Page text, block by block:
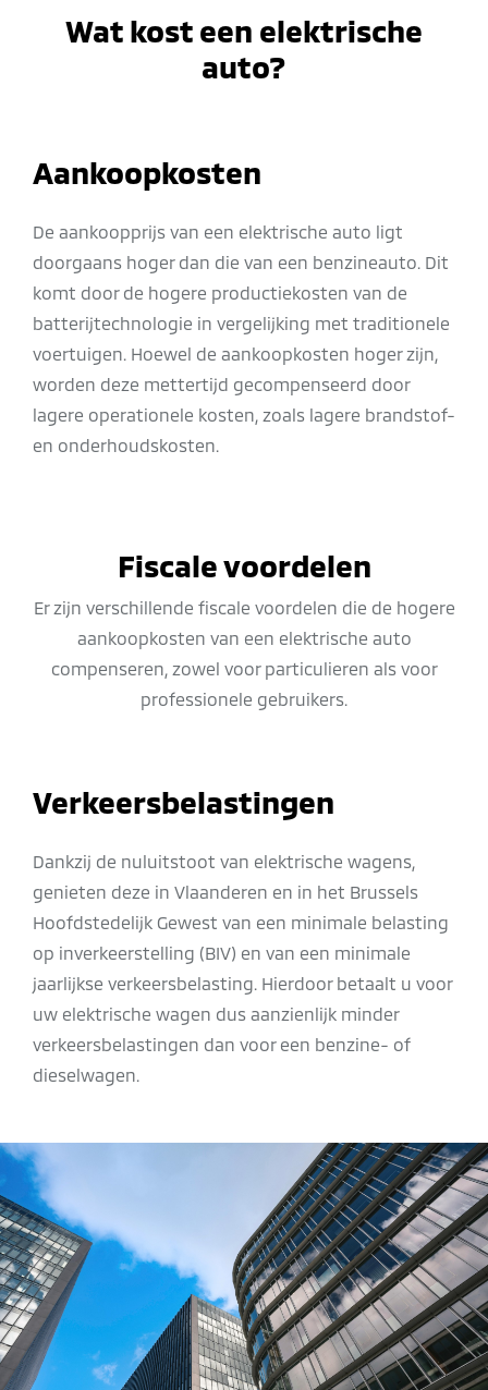
Wat kost een elektrische
auto?
Aankoopkosten
De aankoopprijs van een elektrische auto ligt
doorgaans hoger dan die van een benzineauto. Dit
komt door de hogere productiekosten van de
batterijtechnologie in vergelijking met traditionele
voertuigen. Hoewel de aankoopkosten hoger zijn,
worden deze mettertijd gecompenseerd door
lagere operationele kosten, zoals lagere brandstof-
en onderhoudskosten.
Fiscale voordelen
Er zijn verschillende fiscale voordelen die de hogere
aankoopkosten van een elektrische auto
compenseren, zowel voor particulieren als voor
professionele gebruikers.
Verkeersbelastingen
Dankzij de nuluitstoot van elektrische wagens,
genieten deze in Vlaanderen en in het Brussels
Hoofdstedelijk Gewest van een minimale belasting
op inverkeerstelling (BIV) en van een minimale
jaarlijkse verkeersbelasting. Hierdoor betaalt u voor
uw elektrische wagen dus aanzienlijk minder
verkeersbelastingen dan voor een benzine- of
dieselwagen.